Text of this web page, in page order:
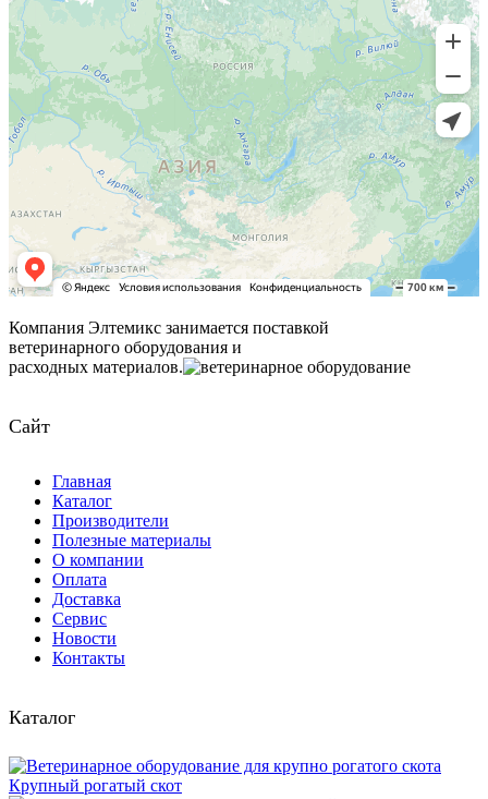
Компания Элтемикс занимается поставкой
ветеринарного оборудования и
расходных материалов.
Сайт
Главная
Каталог
Производители
Полезные материалы
О компании
Оплата
Доставка
Сервис
Новости
Контакты
Каталог
Крупный рогатый скот